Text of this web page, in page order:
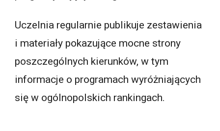
Uczelnia regularnie publikuje zestawienia
i materiały pokazujące mocne strony
poszczególnych kierunków, w tym
informacje o programach wyróżniających
się w ogólnopolskich rankingach.